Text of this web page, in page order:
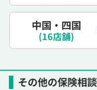
その他の保険相
中国・四国
(16店舗)